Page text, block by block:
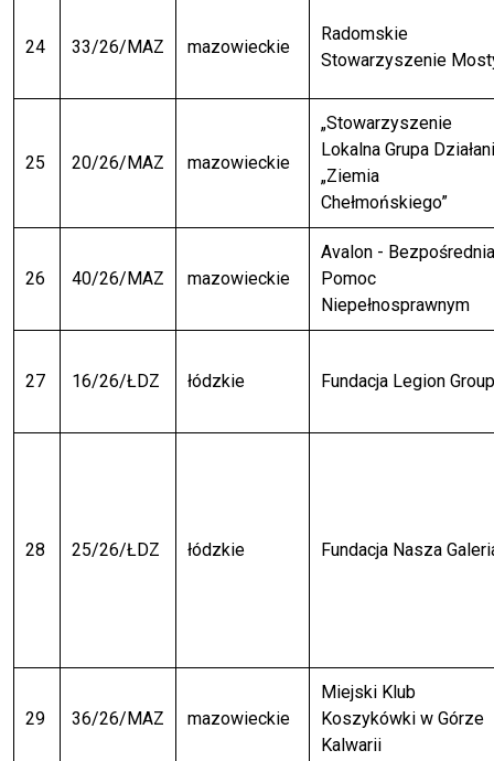
24 33/26/MAZ mazowieckie
Radomskie
Stowarzyszenie
25 20/26/MAZ mazowieckie
„Stowarzyszenie
Lokalna Grupa
„Ziemia
Chełmońskiego”
26 40/26/MAZ mazowieckie
Avalon - Bezpośrednia
Pomoc
Niepełnosprawnym
27 16/26/ŁDZ łódzkie Fundacja Legion Group
28 25/26/ŁDZ łódzkie Fundacja Nasza
29 36/26/MAZ mazowieckie
Miejski Klub
Koszykówki w Górze
Kalwarii